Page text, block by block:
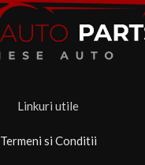
Linkuri utile
Termeni si Conditii